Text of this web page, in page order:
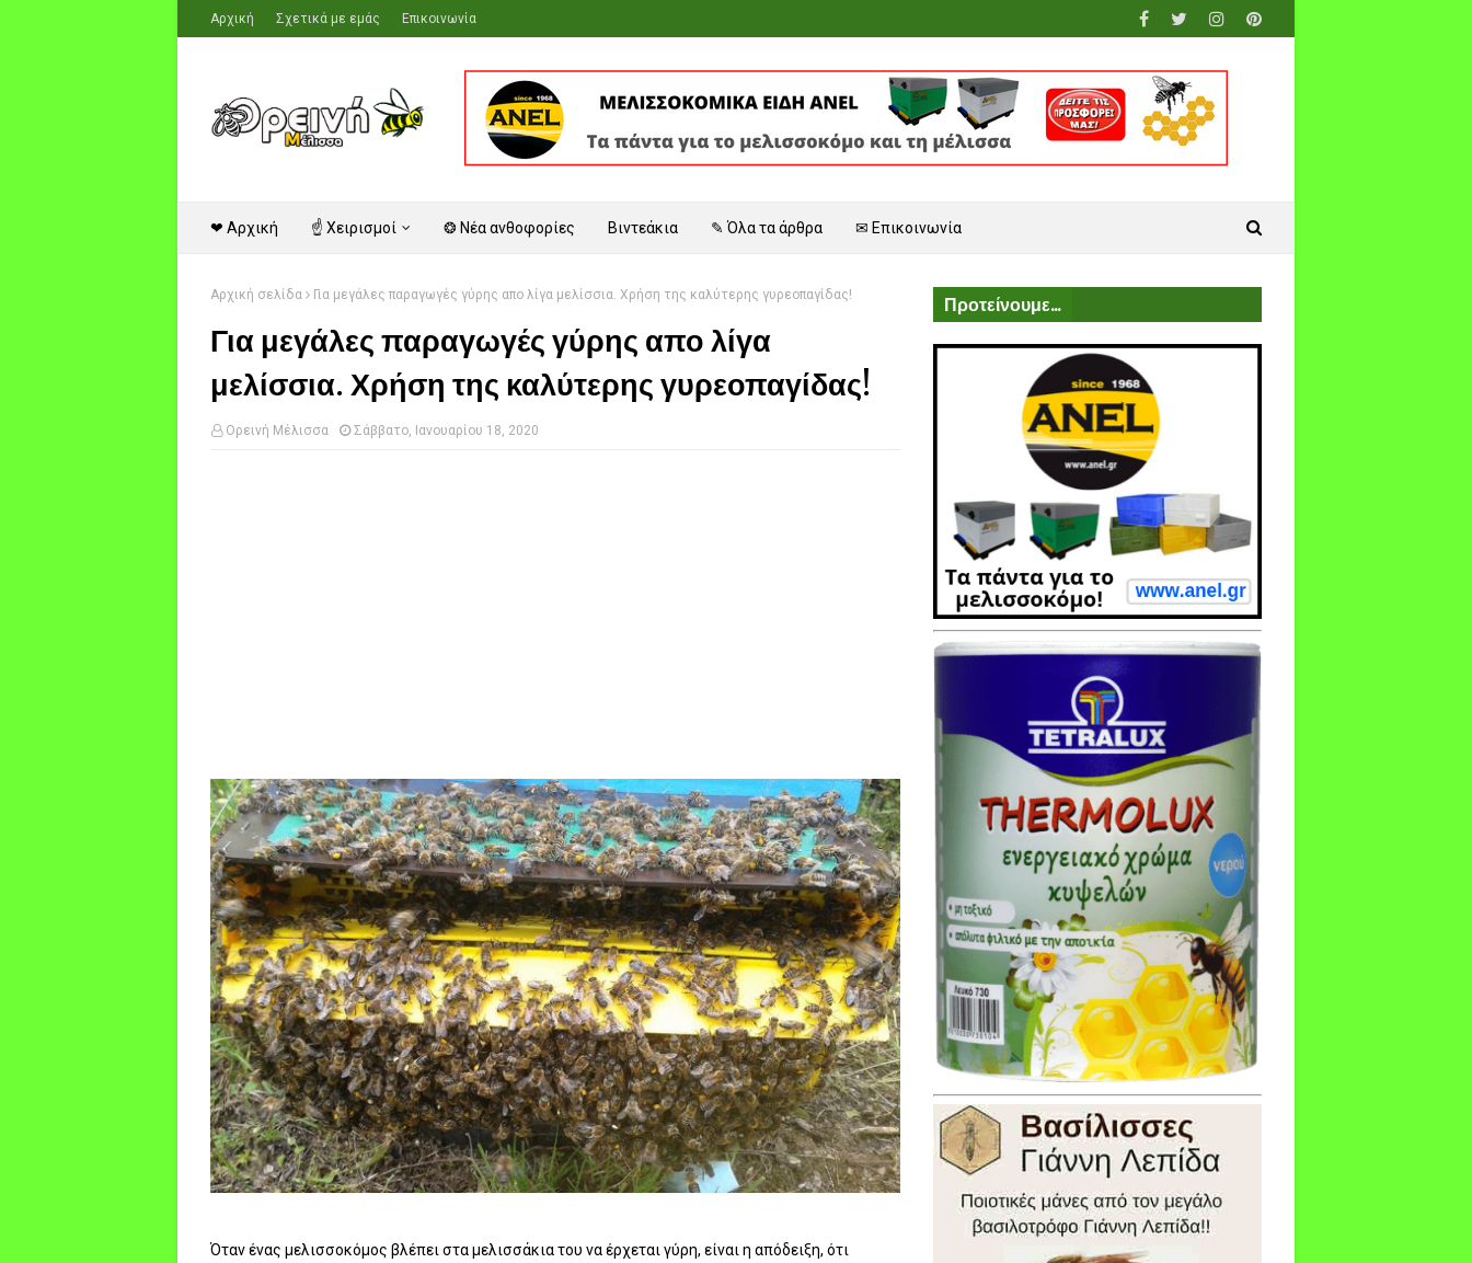
Αρχική Σχετικά με εμάς Επικοινωνία
❤ Αρχική ☝ Χειρισμοί ❂ Νέα ανθοφορίες Βιντεάκια ✎ Όλα τα άρθρα ✉ Επικοινωνία
Αρχική σελίδα Για μεγάλες παραγωγές γύρης απο λίγα μελίσσια. Χρήση της καλύτερης γυρεοπαγίδας!
Για μεγάλες παραγωγές γύρης απο λίγα
μελίσσια. Χρήση της καλύτερης γυρεοπαγίδας!
Ορεινή Μέλισσα Σάββατο, Ιανουαρίου 18, 2020
Όταν ένας μελισσοκόμος βλέπει στα μελισσάκια του να έρχεται γύρη, είναι η απόδειξη, ότι
Προτείνουμε...